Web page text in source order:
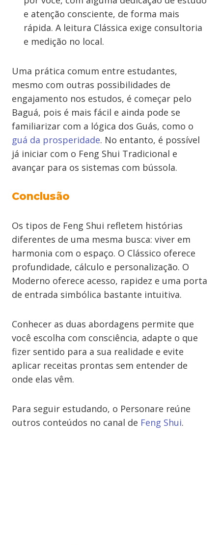
e atenção consciente, de forma mais
rápida. A leitura Clássica exige consultoria
e medição no local.
Uma prática comum entre estudantes,
mesmo com outras possibilidades de
engajamento nos estudos, é começar pelo
Baguá, pois é mais fácil e ainda pode se
familiarizar com a lógica dos Guás, como o
guá da prosperidade. No entanto, é possível
já iniciar com o Feng Shui Tradicional e
avançar para os sistemas com bússola.
Conclusão
Os tipos de Feng Shui refletem histórias
diferentes de uma mesma busca: viver em
harmonia com o espaço. O Clássico oferece
profundidade, cálculo e personalização. O
Moderno oferece acesso, rapidez e uma porta
de entrada simbólica bastante intuitiva.
Conhecer as duas abordagens permite que
você escolha com consciência, adapte o que
fizer sentido para a sua realidade e evite
aplicar receitas prontas sem entender de
onde elas vêm.
Para seguir estudando, o Personare reúne
outros conteúdos no canal de Feng Shui.